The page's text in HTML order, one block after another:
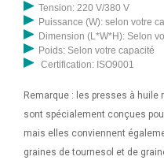
Tension: 220 V/380 V
Puissance (W): selon votre
Dimension (L*W*H): Selon
Poids: Selon votre capacité
Certification: ISO9001
Remarque : les presses à huile
sont spécialement conçues
mais elles conviennent
graines de tournesol et de